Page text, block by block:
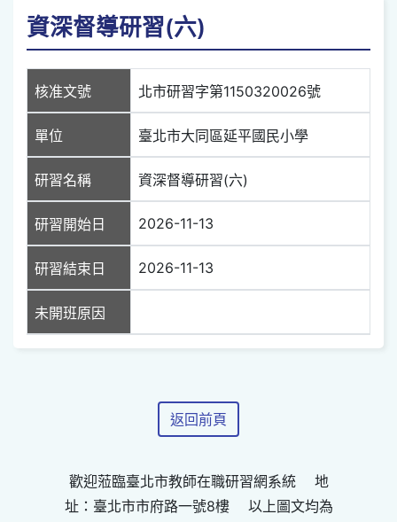
資深督導研習(六)
核准文號 北市研習字第1150320026號
單位 臺北市大同區延平國民小學
研習名稱 資深督導研習(六)
研習開始日 2026-11-13
研習結束日 2026-11-13
未開班原因
返回前頁
歡迎蒞臨臺北市教師在職研習網系統 地
址：臺北市市府路一號8樓 以上圖文均為